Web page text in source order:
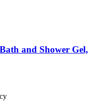
and Shower Gel,